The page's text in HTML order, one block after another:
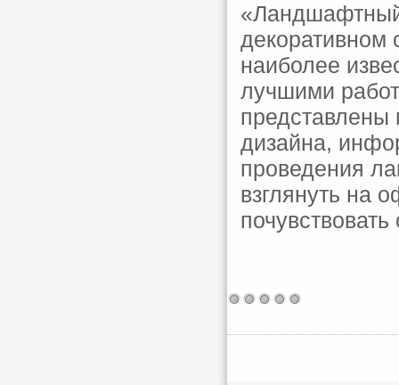
декоративном
наиболее
лучшими
дизайна,
проведения
взглянуть на